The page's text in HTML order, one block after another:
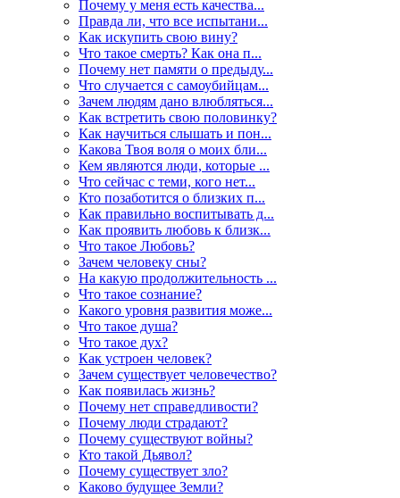
Почему у меня есть качества...
Правда ли, что все испытани...
Как искупить свою вину?
Что такое смерть? Как она п...
Почему нет памяти о предыду...
Что случается с самоубийцам...
Зачем людям дано влюбляться...
Как встретить свою половинку?
Как научиться слышать и пон...
Какова Твоя воля о моих бли...
Кем являются люди, которые ...
Что сейчас с теми, кого нет...
Кто позаботится о близких п...
Как правильно воспитывать д...
Как проявить любовь к близк...
Что такое Любовь?
Зачем человеку сны?
На какую продолжительность ...
Что такое сознание?
Какого уровня развития може...
Что такое душа?
Что такое дух?
Как устроен человек?
Зачем существует человечество?
Как появилась жизнь?
Почему нет справедливости?
Почему люди страдают?
Почему существуют войны?
Кто такой Дьявол?
Почему существует зло?
Каково будущее Земли?